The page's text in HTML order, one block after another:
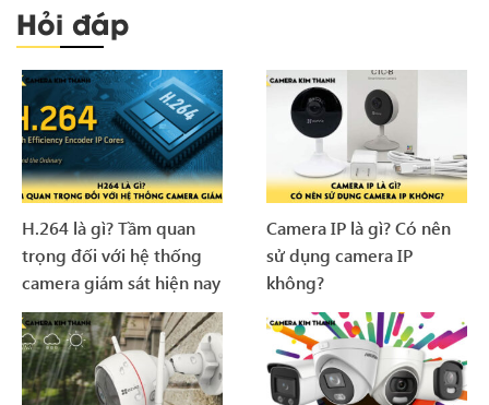
Hỏi đáp
H.264 là gì? Tầm quan
trọng đối với hệ thống
camera giám sát hiện nay
Camera IP là gì? Có nên
sử dụng camera IP
không?